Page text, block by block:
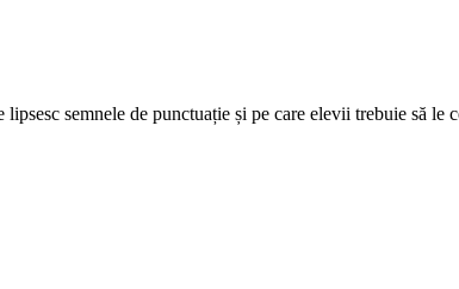
semnele de punctuație și pe care elevii trebuie să le